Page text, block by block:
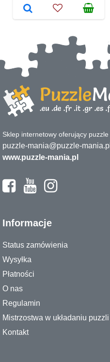
Sklep internetowy oferujący puzzle
puzzle-mania@puzzle-mania.pl
www.puzzle-mania.pl
Informacje
Status zamówienia
Wysyłka
Płatności
O nas
Regulamin
Mistrzostwa w układaniu puzzli
Kontakt